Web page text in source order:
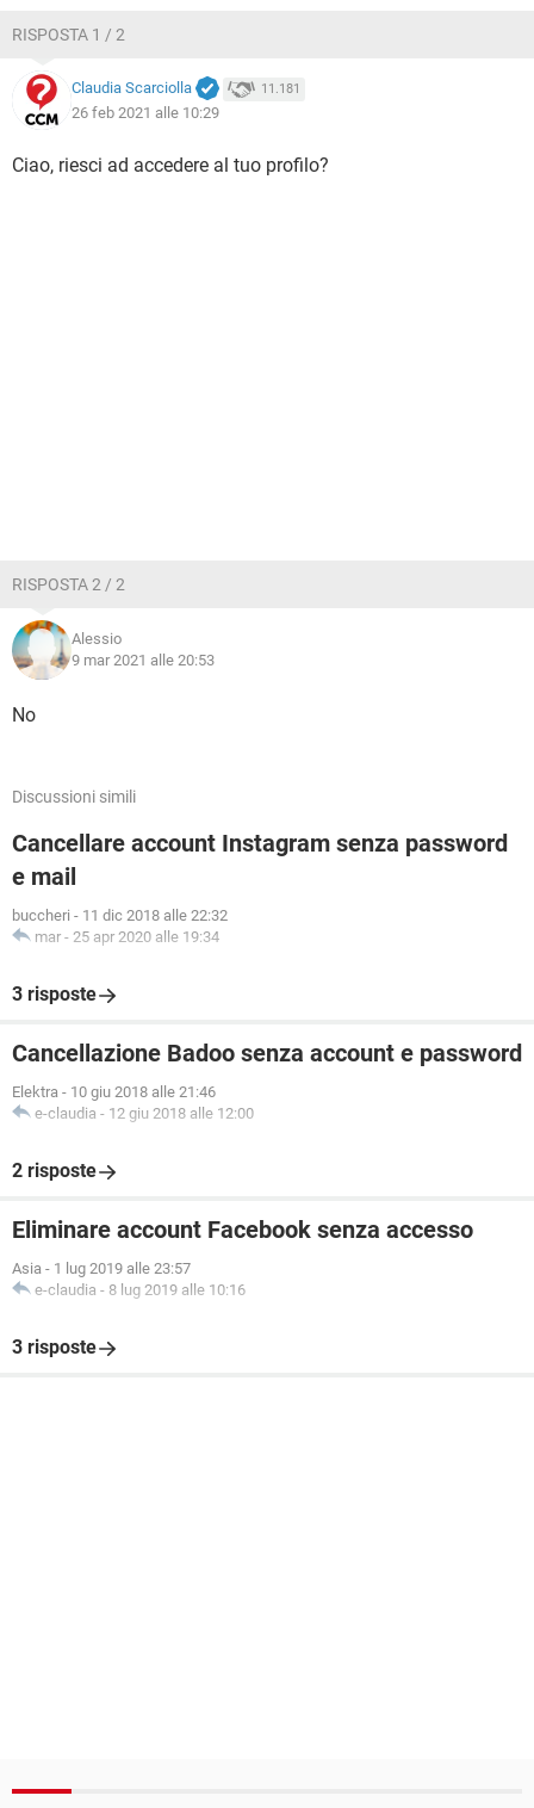
RISPOSTA 1 / 2
Claudia Scarciolla 11.181
26 feb 2021 alle 10:29
Ciao, riesci ad accedere al tuo profilo?
RISPOSTA 2 / 2
Alessio
9 mar 2021 alle 20:53
No
Discussioni simili
Cancellare account Instagram senza password
e mail
buccheri - 11 dic 2018 alle 22:32
mar - 25 apr 2020 alle 19:34
3 risposte
Cancellazione Badoo senza account e password
Elektra - 10 giu 2018 alle 21:46
e-claudia - 12 giu 2018 alle 12:00
2 risposte
Eliminare account Facebook senza accesso
Asia - 1 lug 2019 alle 23:57
e-claudia - 8 lug 2019 alle 10:16
3 risposte